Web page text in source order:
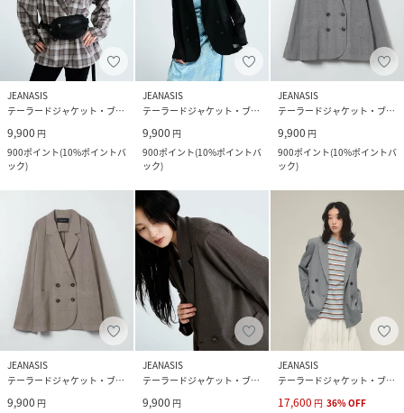
JEANASIS
テーラードジャケット・ブレザー
9,900 円
900ポイント(10%ポイントバ
ック)
JEANASIS
テーラードジャケット・ブレザー
9,900 円
900ポイント(10%ポイントバ
ック)
JEANASIS
テーラードジャケット・ブレザー
9,900 円
900ポイント(10%ポイントバ
ック)
JEANASIS
テーラードジャケット・ブレザー
9,900 円
JEANASIS
テーラードジャケット・ブレザー
9,900 円
JEANASIS
テーラードジャケット・ブレザー
17,600 円 36%OFF